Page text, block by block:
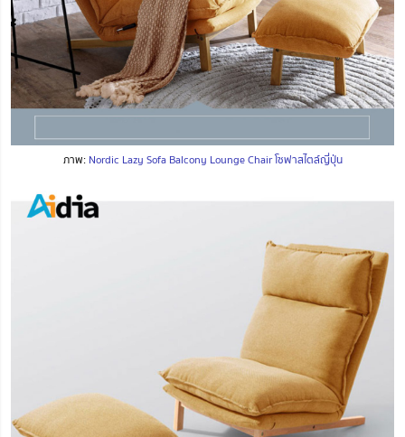
ภาพ: Nordic Lazy Sofa Balcony Lounge Chair โซฟาสไตล์ญี่ปุ่น